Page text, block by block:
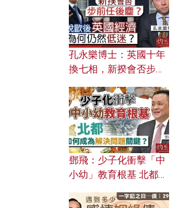
孔永樂博士：英國十年
換七相，新揆會否步前
濟為何仍然低迷？
鄧飛：少子化衝擊「中
小幼」教育根基 北都如